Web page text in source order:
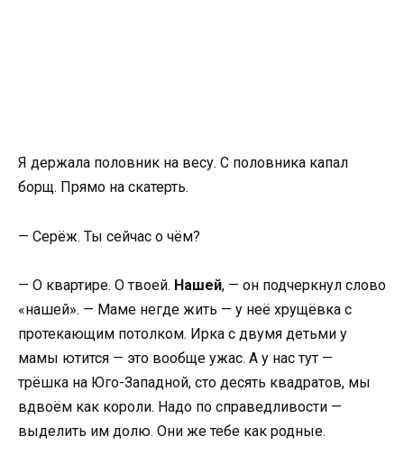
Я держала половник на весу. С половника капал
борщ. Прямо на скатерть.
— Серёж. Ты сейчас о чём?
— О квартире. О твоей. Нашей, — он подчеркнул слово
«нашей». — Маме негде жить — у неё хрущёвка с
протекающим потолком. Ирка с двумя детьми у
мамы ютится — это вообще ужас. А у нас тут —
трёшка на Юго-Западной, сто десять квадратов, мы
вдвоём как короли. Надо по справедливости —
выделить им долю. Они же тебе как родные.